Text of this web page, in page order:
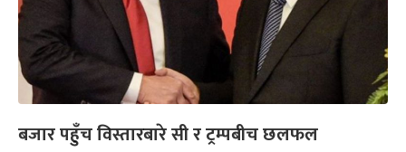
बजार पहुँच विस्तारबारे सी र ट्रम्पबीच छलफल